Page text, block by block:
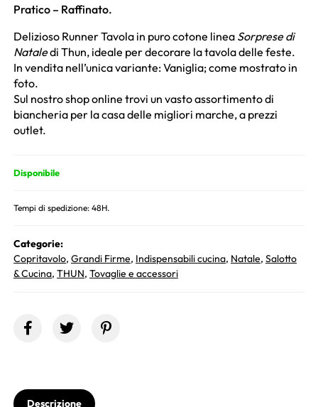
Pratico – Raffinato.
Delizioso Runner Tavola in puro cotone linea Sorprese di
Nataledi Thun, ideale per decorare la tavola delle feste.
In vendita nell’unica variante: Vaniglia; come mostrato in
foto.
Sul nostro shop online trovi un vasto assortimento di
biancheria per la casa delle migliori marche, a prezzi
outlet.
Disponibile
Tempi di spedizione: 48H.
Categorie:
Copritavolo, Grandi Firme, Indispensabili cucina, Natale, Salotto
& Cucina, THUN, Tovaglie e accessori
Descrizione